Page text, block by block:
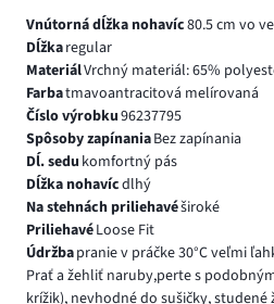
Vnútorná dĺžka nohavíc80.5 cm vo
Dĺžkaregular
MateriálVrchný materiál: 65%
Farbatmavoantracitová melírovaná
Číslo výrobku96237795
Spôsoby zapínaniaBez zapínania
Dĺ. sedu komfortný pás
Dĺžka nohavícdlhý
Na stehnách priliehavéširoké
PriliehavéLoose Fit
Údržbapranie v práčke 30°C veľmi
Prať a žehliť naruby,perte s
krížik), nevhodné do sušičky, studené